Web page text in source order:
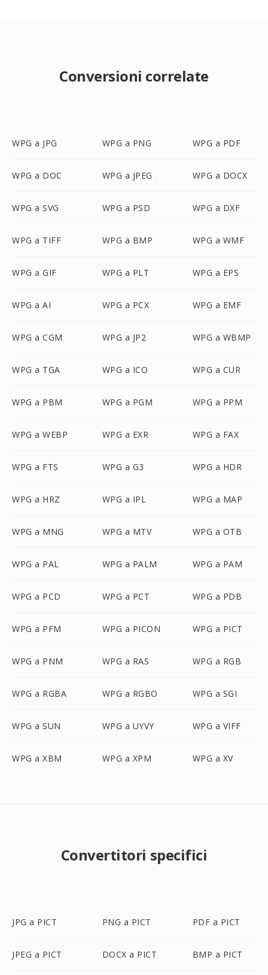
Conversioni correlate
WPG a JPG WPG a PNG WPG a PDF
WPG a DOC WPG a JPEG WPG a DOCX
WPG a SVG WPG a PSD WPG a DXF
WPG a TIFF WPG a BMP WPG a WMF
WPG a GIF WPG a PLT WPG a EPS
WPG a AI WPG a PCX WPG a EMF
WPG a CGM WPG a JP2 WPG a WBMP
WPG a TGA WPG a ICO WPG a CUR
WPG a PBM WPG a PGM WPG a PPM
WPG a WEBP WPG a EXR WPG a FAX
WPG a FTS WPG a G3 WPG a HDR
WPG a HRZ WPG a IPL WPG a MAP
WPG a MNG WPG a MTV WPG a OTB
WPG a PAL WPG a PALM WPG a PAM
WPG a PCD WPG a PCT WPG a PDB
WPG a PFM WPG a PICON WPG a PICT
WPG a PNM WPG a RAS WPG a RGB
WPG a RGBA WPG a RGBO WPG a SGI
WPG a SUN WPG a UYVY WPG a VIFF
WPG a XBM WPG a XPM WPG a XV
Convertitori specifici
JPG a PICT PNG a PICT PDF a PICT
JPEG a PICT DOCX a PICT BMP a PICT